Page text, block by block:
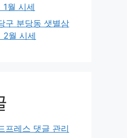
월 시세
구 분당동 샛별삼
월 시세
프레스 댓글 관리